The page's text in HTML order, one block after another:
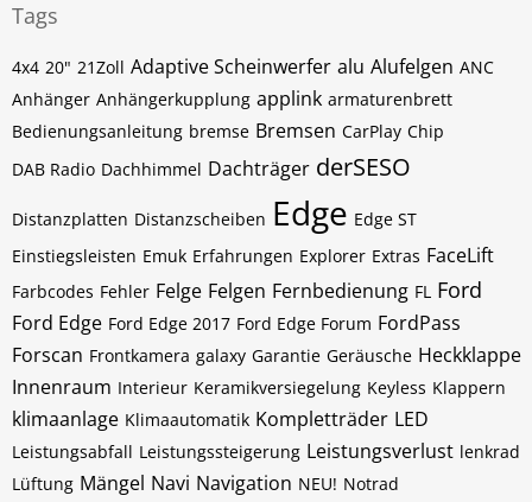
Tags
4x4 20" 21Zoll Adaptive Scheinwerfer alu Alufelgen ANC
Anhänger Anhängerkupplung applink armaturenbrett
Bedienungsanleitung bremse Bremsen CarPlay Chip
DAB Radio Dachhimmel Dachträger derSESO
Distanzplatten Distanzscheiben Edge Edge ST
Einstiegsleisten Emuk Erfahrungen Explorer Extras FaceLift
Farbcodes Fehler Felge Felgen Fernbedienung FL Ford
Ford Edge Ford Edge 2017 Ford Edge Forum FordPass
Forscan Frontkamera galaxy Garantie Geräusche Heckklappe
Innenraum Interieur Keramikversiegelung Keyless Klappern
klimaanlage Klimaautomatik Kompletträder LED
Leistungsabfall Leistungssteigerung Leistungsverlust lenkrad
Lüftung Mängel Navi Navigation NEU! Notrad